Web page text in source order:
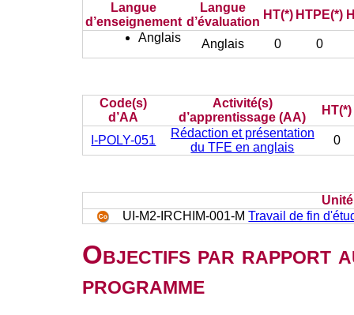
Langue
d’enseignement
Langue
d’évaluation
HT(*) HTPE(*)
Anglais
Anglais 0 0
Code(s)
d’AA
Activité(s)
d’apprentissage (AA)
HT(*)
I-POLY-051
Rédaction et présentation
du TFE en anglais
0
UI-M2-IRCHIM-001-MTravail de fin
Objectifs par rapport
programme